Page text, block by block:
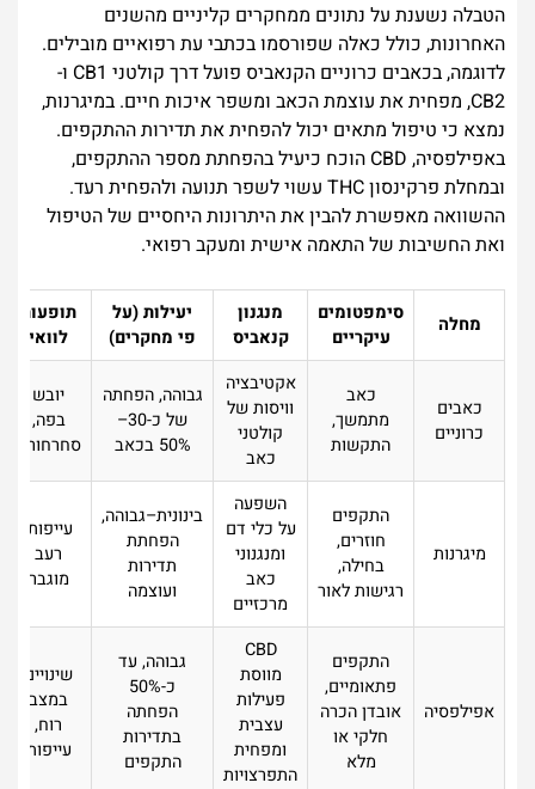
הטבלה נשענת על נתונים ממחקרים קליניים מהשנים
האחרונות, כולל כאלה שפורסמו בכתבי עת רפואיים מובילים.
לדוגמה, בכאבים כרוניים הקנאביס פועל דרך קולטני CB1 ו-
CB2, מפחית את עוצמת הכאב ומשפר איכות חיים. במיגרנות,
נמצא כי טיפול מתאים יכול להפחית את תדירות ההתקפים.
באפילפסיה, CBD הוכח כיעיל בהפחתת מספר ההתקפים,
ובמחלת פרקינסון THC עשוי לשפר תנועה ולהפחית רעד.
ההשוואה מאפשרת להבין את היתרונות היחסיים של הטיפול
ואת החשיבות של התאמה אישית ומעקב רפואי.
מחלה
סימפטומים
עיקריים
מנגנון
קנאביס
יעילות (על
פי מחקרים)
תופעות
לוואי
כאבים
כרוניים
כאב
מתמשך,
התקשות
אקטיבציה
וויסות של
קולטני
כאב
גבוהה, הפחתה
של כ-30–
50% בכאב
יובש
בפה,
סחרחורת
מיגרנות
התקפים
חוזרים,
בחילה,
רגישות לאור
השפעה
על כלי דם
ומנגנוני
כאב
מרכזיים
בינונית–גבוהה,
הפחתת
תדירות
ועוצמה
עייפות,
רעב
מוגבר
אפילפסיה
התקפים
פתאומיים,
אובדן הכרה
חלקי או
מלא
CBD
מווסת
פעילות
עצבית
ומפחית
התפרצויות
גבוהה, עד
כ-50%
הפחתה
בתדירות
התקפים
שינויים
במצב
רוח,
עייפות